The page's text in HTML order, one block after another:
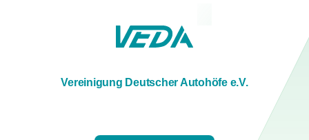
Vereinigung Deutscher Autohöfe e.V.